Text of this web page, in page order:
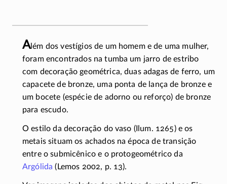
Além dos vestígios de um homem e de uma mulher,
foram encontrados na tumba um jarro de estribo
com decoração geométrica, duas adagas de ferro, um
capacete de bronze, uma ponta de lança de bronze e
um bocete (espécie de adorno ou reforço) de bronze
para escudo.
O estilo da decoração do vaso (Ilum. 1265) e os
metais situam os achados na época de transição
entre o submicênico e o protogeométrico da
Argólida (Lemos 2002, p. 13).